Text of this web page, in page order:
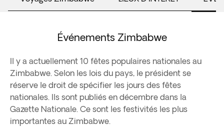
Événements Zimbabwe
Il y a actuellement 10 fêtes populaires nationales au
Zimbabwe. Selon les lois du pays, le président se
réserve le droit de spécifier les jours des fêtes
nationales. Ils sont publiés en décembre dans la
Gazette Nationale. Ce sont les festivités les plus
importantes au Zimbabwe.